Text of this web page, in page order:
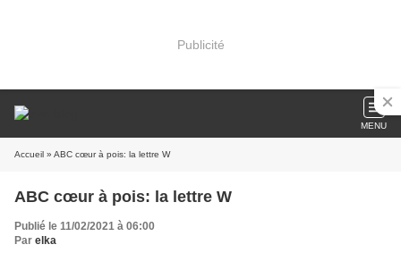
Publicité
MENU
Accueil » ABC cœur à pois: la lettre W
ABC cœur à pois: la lettre W
Publié le 11/02/2021 à 06:00
Par elka